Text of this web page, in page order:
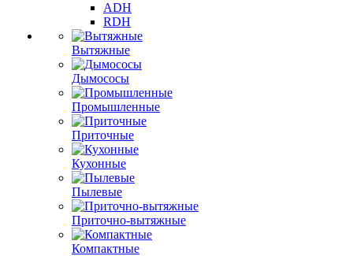
ADH
RDH
Вытяжные
Дымососы
Промышленные
Приточные
Кухонные
Пылевые
Приточно-вытяжные
Компактные